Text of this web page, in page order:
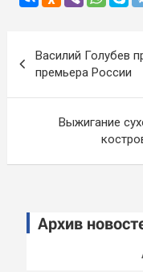
по
записям
Василий Голубев
премьера России
Выжигание
Архив